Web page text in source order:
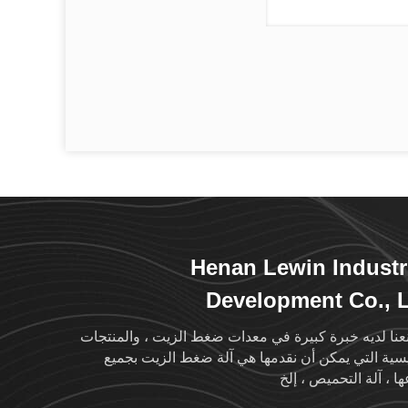
Henan Lewin
Development Co.,
لديه خبرة كبيرة في معدات ضغط الزيت ، والمنتجات
التي يمكن أن نقدمها هي آلة ضغط الزيت بجميع
، آلة التحميص ، إلخ